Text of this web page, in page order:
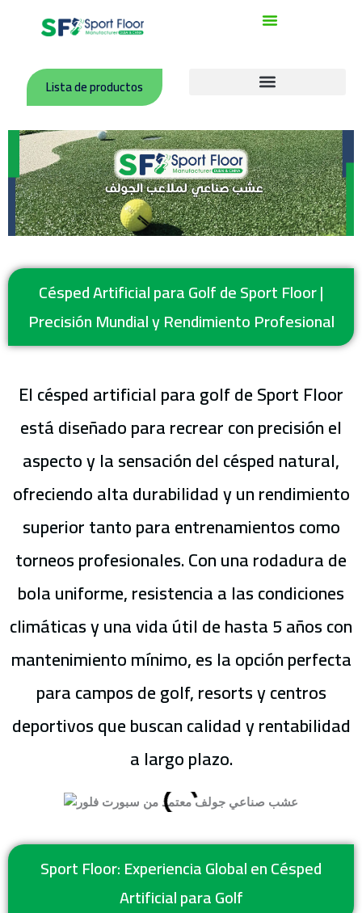
Lista de productos
Césped Artificial para Golf de Sport Floor |
Precisión Mundial y Rendimiento Profesional
El césped artificial para golf de Sport Floor
está diseñado para recrear con precisión el
aspecto y la sensación del césped natural,
ofreciendo alta durabilidad y un rendimiento
superior tanto para entrenamientos como
torneos profesionales. Con una rodadura de
bola uniforme, resistencia a las condiciones
climáticas y una vida útil de hasta 5 años con
mantenimiento mínimo, es la opción perfecta
para campos de golf, resorts y centros
deportivos que buscan calidad y rentabilidad
a largo plazo.
Sport Floor: Experiencia Global en Césped
Artificial para Golf